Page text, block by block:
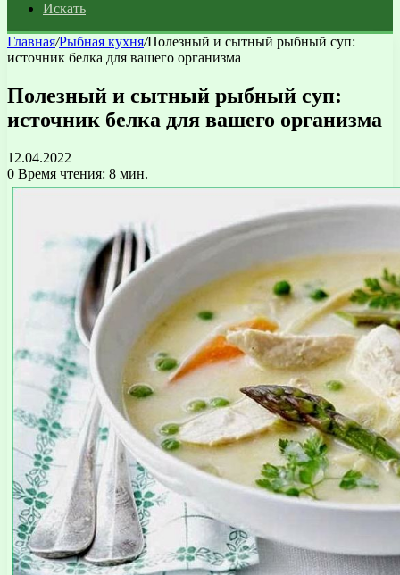
Искать
Главная/Рыбная кухня/Полезный и сытный рыбный суп:
источник белка для вашего организма
Полезный и сытный рыбный суп:
источник белка для вашего организма
12.04.2022
0 Время чтения: 8 мин.